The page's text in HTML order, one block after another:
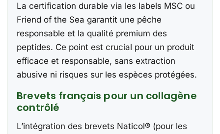
La certification durable via les labels MSC ou
Friend of the Sea garantit une pêche
responsable et la qualité premium des
peptides. Ce point est crucial pour un produit
efficace et responsable, sans extraction
abusive ni risques sur les espèces protégées.
Brevets français pour un collagène
contrôlé
L’intégration des brevets Naticol® (pour les